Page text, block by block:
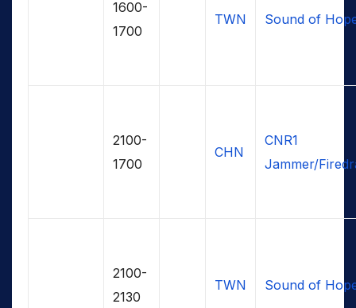
1600-
1700
TWN Sound of
2100-
1700
CHN
CNR1
Jammer/
2100-
2130
TWN Sound of